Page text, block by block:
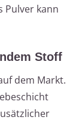
Pulver kann
Stoff
dem Markt.